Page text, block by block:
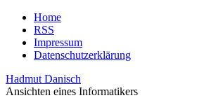
Home
RSS
Impressum
Datenschutzerklärung
Hadmut Danisch
Ansichten eines Informatikers